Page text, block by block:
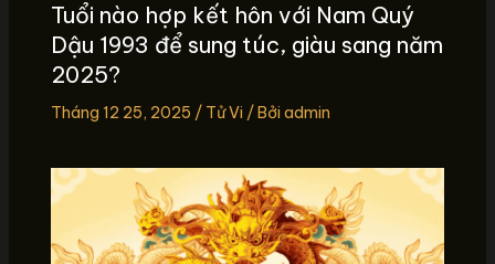
Tuổi nào hợp kết hôn với Nam Quý
Dậu 1993 để sung túc, giàu sang năm
2025?
Tháng 12 25, 2025 / Tử Vi / Bởi admin